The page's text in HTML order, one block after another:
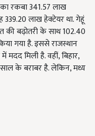
रकबा 341.57 लाख
लाख हेक्टेयर था. गेहूं
की बढ़ोतरी के साथ 102.40
गया है. इससे राजस्थान
मिली है. वहीं, बिहार,
के बराबर है. लेकिन, मध्य